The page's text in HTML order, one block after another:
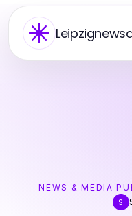
NEWS & MEDIA
S